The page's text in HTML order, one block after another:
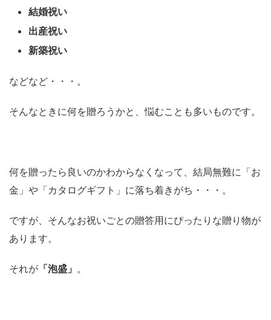
結婚祝い
出産祝い
新築祝い
などなど・・・。
そんなときに何を贈ろうかと、悩むことも多いものです。
何を贈ったら良いのかわからなくなって、結局無難に「お
金」や「カタログギフト」に落ち着きがち・・・。
ですが、そんなお祝いごとの贈答用にぴったりな贈り物が
あります。
それが 「泡盛」 。